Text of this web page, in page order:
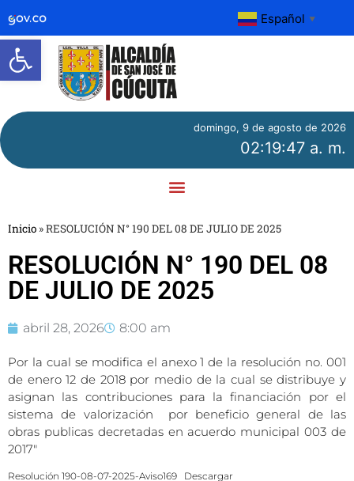
Abrir barra de herramientas
Español ▼
domingo, 9 de agosto de 2026
02:19:47 a. m.
Inicio »RESOLUCIÓN N° 190 DEL 08 DE JULIO DE 2025
RESOLUCIÓN N° 190 DEL 08
DE JULIO DE 2025
abril 28, 2026 8:00 am
Por la cual se modifica el anexo 1 de la resolución no. 001
de enero 12 de 2018 por medio de la cual se distribuye y
asignan las contribuciones para la financiación por el
sistema de valorización por beneficio general de las
obras publicas decretadas en acuerdo municipal 003 de
2017″
Resolución 190-08-07-2025-Aviso169 Descargar